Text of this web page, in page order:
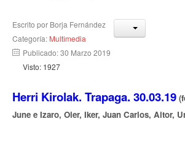
Escrito por Borja Fernández
Categoría: Multimedia
Publicado: 30 Marzo 2019
Visto: 1927
Herri Kirolak. Trapaga. 30.03.19
June e Izaro, Oier, Iker, Juan Carlos, Aitor,